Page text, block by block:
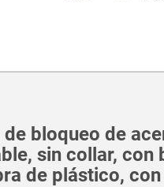
de bloqueo de
sin collar, con
de plástico,